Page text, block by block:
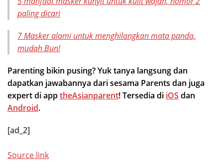
paling dicari
7 Masker alami untuk menghilangkan mata panda,
mudah Bun!
Parenting bikin pusing? Yuk tanya langsung dan
dapatkan jawabannya dari sesama Parents dan juga
expert di apptheAsianparent! Tersedia di iOS dan
Android.
[ad_2]
Source link